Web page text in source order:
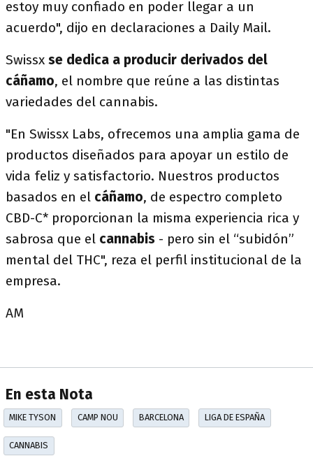
estoy muy confiado en poder llegar a un
acuerdo", dijo en declaraciones a Daily Mail.
Swissx se dedica a producir derivados del
cáñamo, el nombre que reúne a las distintas
variedades del cannabis.
"En Swissx Labs, ofrecemos una amplia gama de
productos diseñados para apoyar un estilo de
vida feliz y satisfactorio. Nuestros productos
basados en el cáñamo, de espectro completo
CBD-C* proporcionan la misma experiencia rica y
sabrosa que el cannabis - pero sin el “subidón”
mental del THC", reza el perfil institucional de la
empresa.
AM
En esta Nota
MIKE TYSON CAMP NOU BARCELONA LIGA DE ESPAÑA
CANNABIS